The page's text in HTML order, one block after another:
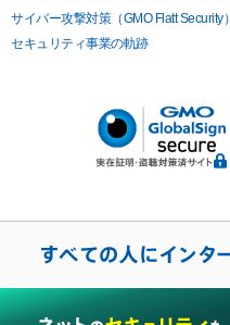
サイバー攻撃対策（GMO Flatt Security）
セキュリティ事業の軌跡